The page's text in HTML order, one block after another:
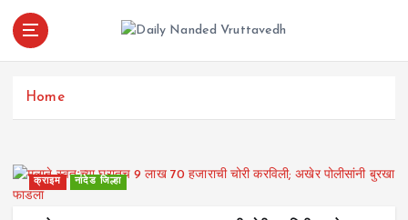
Home
क्राइम नांदेड जिल्हा